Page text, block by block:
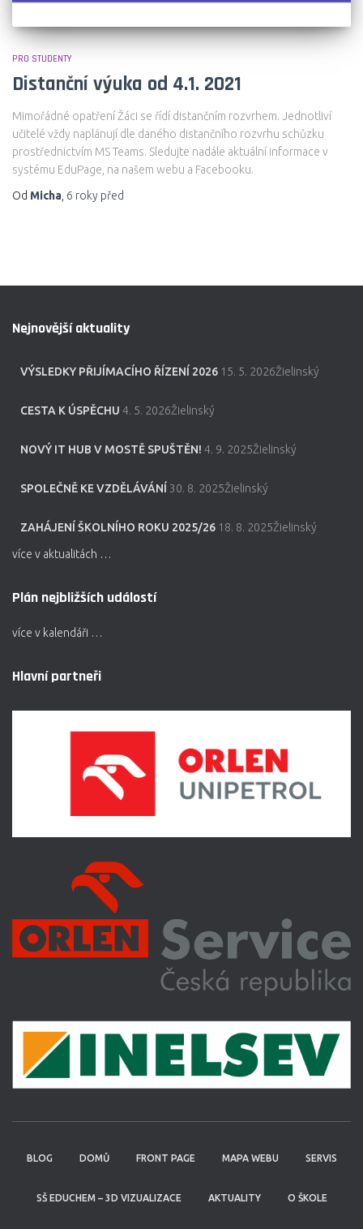
PRO STUDENTY
Distanční výuka od 4.1. 2021
Mimořádné opatření Žáci se řídí distančním rozvrhem. Jednotliví
učitelé vždy naplánují dle daného distančního rozvrhu schůzku
prostřednictvím MS Teams. Sledujte nadále aktuální informace v
systému EduPage, na našem webu a Facebooku.
Od Micha 6 roky před
Nejnovější aktuality
VÝSLEDKY PŘIJÍMACÍHO ŘÍZENÍ 2026 15. 5. 2026Žielinský
CESTA K ÚSPĚCHU 4. 5. 2026Žielinský
NOVÝ IT HUB V MOSTĚ SPUŠTĚN! 4. 9. 2025Žielinský
SPOLEČNĚ KE VZDĚLÁVÁNÍ 30. 8. 2025Žielinský
ZAHÁJENÍ ŠKOLNÍHO ROKU 2025/26 18. 8. 2025Žielinský
více v aktualitách …
Plán nejbližších událostí
více v kalendáři …
Hlavní partneři
BLOG DOMŮ FRONT PAGE MAPA WEBU SERVIS
SŠ EDUCHEM – 3D VIZUALIZACE AKTUALITY O ŠKOLE